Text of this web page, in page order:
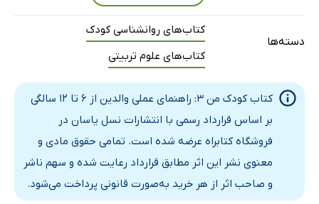
دسته‌ها
کتاب‌های روانشناسی کودک
کتاب‌های علوم تربیتی
کتاب کودک من 3: راهنمای عملی والدین از 6 تا 12 سالگی
بر اساس قرارداد رسمی با انتشارات نسل یاسان در
فروشگاه کتابراه عرضه شده است. تمامی حقوق مادی و
معنوی نشر این اثر مطابق قرارداد رعایت شده و سهم ناشر
و صاحب اثر از هر خرید به‌صورت قانونی پرداخت می‌شود.